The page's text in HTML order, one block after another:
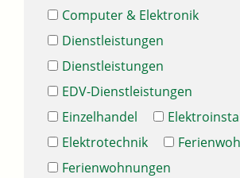
Computer & Elektronik
Dienstleistungen
Dienstleistungen
EDV-Dienstleistungen
Einzelhandel
Elektrotechnik
Ferienwohnungen